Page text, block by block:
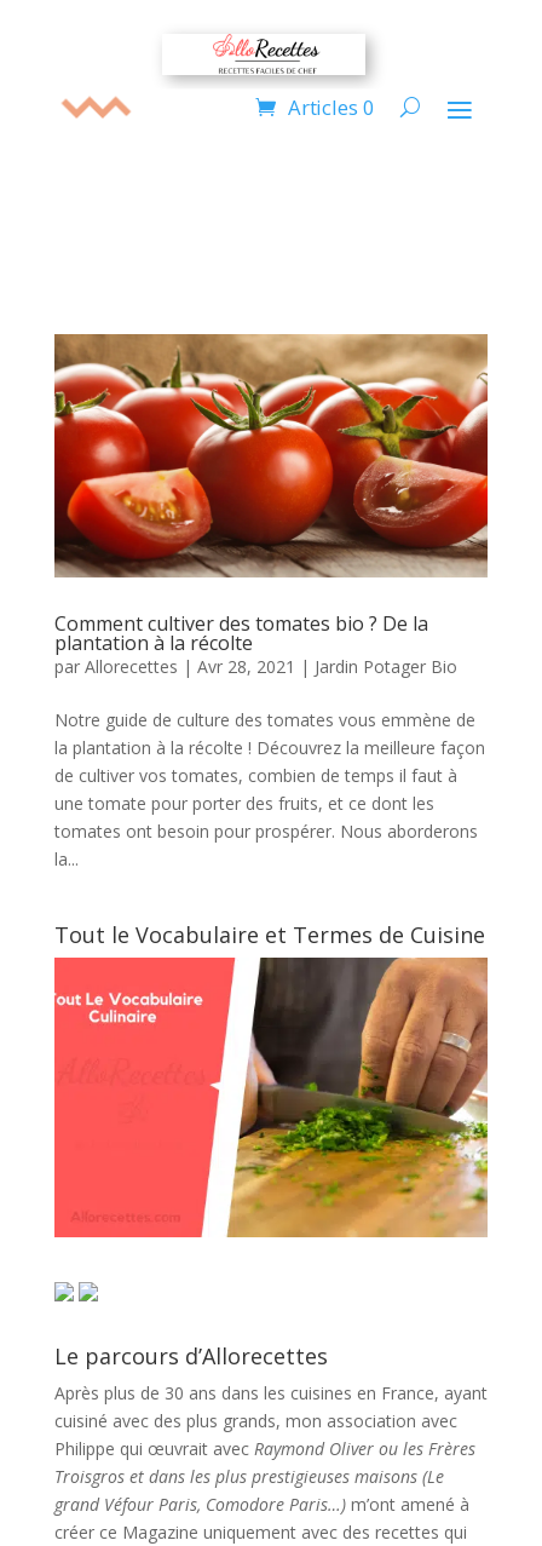
Articles 0
Comment cultiver des tomates bio ? De la
plantation à la récolte
par Allorecettes | Avr 28, 2021 | Jardin Potager Bio
Notre guide de culture des tomates vous emmène de
la plantation à la récolte ! Découvrez la meilleure façon
de cultiver vos tomates, combien de temps il faut à
une tomate pour porter des fruits, et ce dont les
tomates ont besoin pour prospérer. Nous aborderons
la...
Tout le Vocabulaire et Termes de Cuisine
Le parcours d’Allorecettes
Après plus de 30 ans dans les cuisines en France, ayant
cuisiné avec des plus grands, mon association avec
Philippe qui œuvrait avec Raymond Oliver ou les Frères
Troisgros et dans les plus prestigieuses maisons (Le
grand Véfour Paris, Comodore Paris…)m’ont amené à
créer ce Magazine uniquement avec des recettes qui